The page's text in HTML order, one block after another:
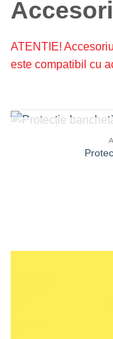
ATENTIE!
este compatibil cu